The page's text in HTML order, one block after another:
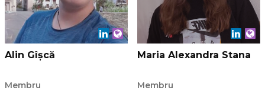
Alin Gîșcă
Membru
Maria Alexandra Stana
Membru